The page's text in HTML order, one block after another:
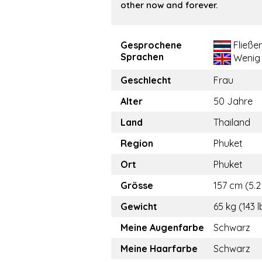
other now and forever.
Gesprochene
Sprachen
Wenig
Geschlecht
Frau
Alter
50 Jahre
Land
Thailand
Region
Phuket
Ort
Phuket
Grösse
157 cm
Gewicht
65 kg (143
Meine Augenfarbe
Schwarz
Meine Haarfarbe
Schwarz